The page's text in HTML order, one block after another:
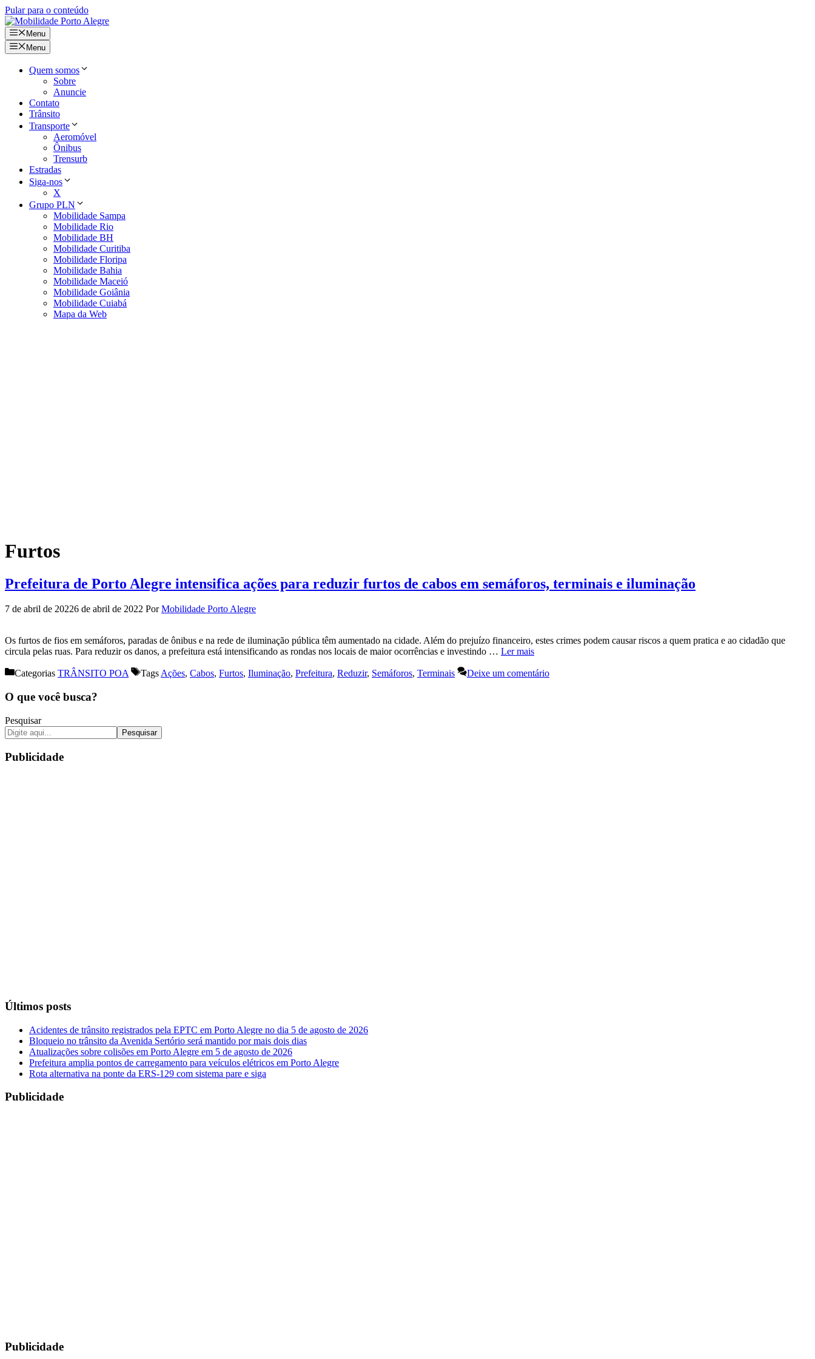
Pular para o conteúdo
Menu
Menu
Quem somos
Sobre
Anuncie
Contato
Trânsito
Transporte
Aeromóvel
Ônibus
Trensurb
Estradas
Siga-nos
X
Grupo PLN
Mobilidade Sampa
Mobilidade Rio
Mobilidade BH
Mobilidade Curitiba
Mobilidade Floripa
Mobilidade Bahia
Mobilidade Maceió
Mobilidade Goiânia
Mobilidade Cuiabá
Mapa da Web
Furtos
Prefeitura de Porto Alegre intensifica ações para reduzir furtos de cabos em semáforos, terminais e iluminação
7 de abril de 20226 de abril de 2022 PorMobilidade Porto Alegre
Os furtos de fios em semáforos, paradas de ônibus e na rede de iluminação pública têm aumentado na cidade. Além do prejuízo financeiro, estes crimes podem causar riscos a quem pratica e ao cidadão que
circula pelas ruas. Para reduzir os danos, a prefeitura está intensificando as rondas nos locais de maior ocorrências e investindo … Ler mais
Categorias TRÂNSITO POA TagsAções, Cabos, Furtos, Iluminação, Prefeitura, Reduzir, Semáforos, Terminais Deixe um comentário
O que você busca?
Pesquisar
Pesquisar
Publicidade
Últimos posts
Acidentes de trânsito registrados pela EPTC em Porto Alegre no dia 5 de agosto de 2026
Bloqueio no trânsito da Avenida Sertório será mantido por mais dois dias
Atualizações sobre colisões em Porto Alegre em 5 de agosto de 2026
Prefeitura amplia pontos de carregamento para veículos elétricos em Porto Alegre
Rota alternativa na ponte da ERS-129 com sistema pare e siga
Publicidade
Publicidade